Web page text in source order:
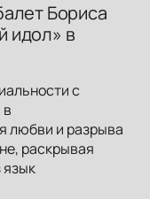
Бориса
идол» в
с
любви и разрыва
раскрывая
язык